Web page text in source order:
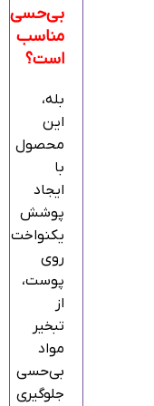
بی‌حسی
مناسب
است؟
بله،
این
محصول
با
ایجاد
پوشش
یکنواخت
روی
پوست،
از
تبخیر
مواد
بی‌حسی
جلوگیری